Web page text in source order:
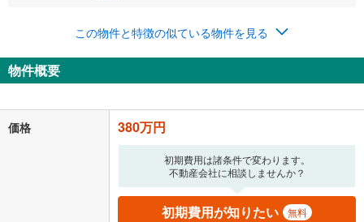
この物件と特徴の似ている物件を見る
物件概要
価格 380万円
初期費用は諸条件で変わります。
不動産会社に相談しませんか？
初期費用が知りたい 無料